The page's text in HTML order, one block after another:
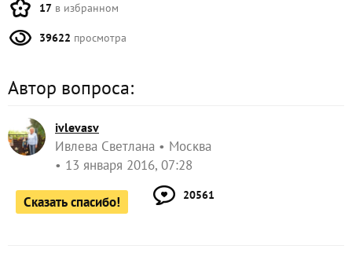
17 в избранном
39622 просмотра
Автор вопроса:
ivlevasv
Ивлева Светлана
Москва
13 января 2016, 07:28
Сказать спасибо! 20561